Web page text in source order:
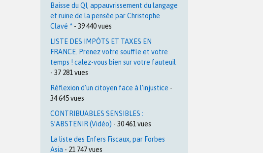
Baisse du QI, appauvrissement du langage
et ruine de la pensée par Christophe
Clavé * - 39 440 vues
LISTE DES IMPÔTS ET TAXES EN
FRANCE. Prenez votre souffle et votre
temps ! calez-vous bien sur votre fauteuil
- 37 281 vues
Réflexion d’un citoyen face à l’injustice -
34 645 vues
CONTRIBUABLES SENSIBLES :
S’ABSTENIR (Vidéo) - 30 461 vues
La liste des Enfers Fiscaux, par Forbes
Asia - 21 747 vues